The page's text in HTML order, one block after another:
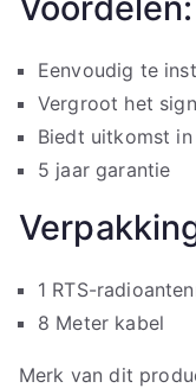
Eenvoudig te
Vergroot het
Biedt uitkomst
5 jaar garantie
1 RTS-
8 Meter kabel
Merk van dit